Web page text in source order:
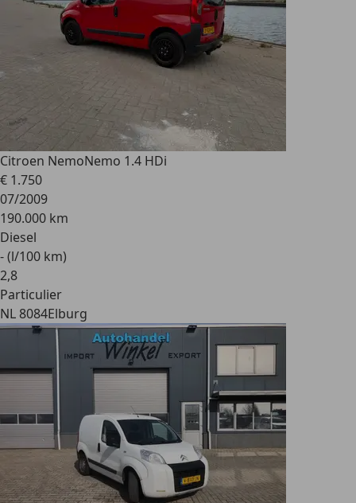
Citroen NemoNemo 1.4 HDi
€ 1.750
07/2009
190.000 km
Diesel
- (l/100 km)
2,8
Particulier
NL 8084Elburg